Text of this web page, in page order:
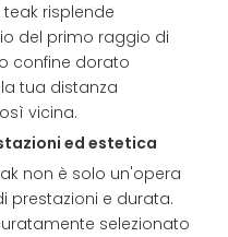
risplende
del primo raggio di
confine dorato
tua distanza
vicina.
ed estetica
non è solo un'opera
prestazioni e durata.
selezionato